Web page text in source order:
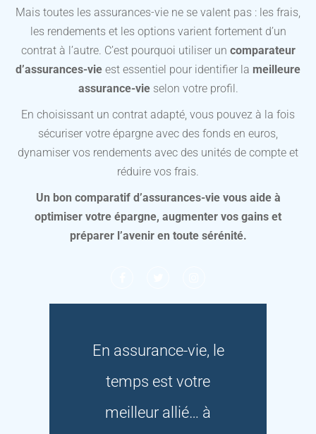
Mais toutes les assurances-vie ne se valent pas : les frais,
les rendements et les options varient fortement d’un
contrat à l’autre. C’est pourquoi utiliser un comparateur
d’assurances-vie est essentiel pour identifier la meilleure
assurance-vieselon votre profil.
En choisissant un contrat adapté, vous pouvez à la fois
sécuriser votre épargne avec des fonds en euros,
dynamiser vos rendements avec des unités de compte et
réduire vos frais.
Un bon comparatif d’assurances-vie vous aide à
optimiser votre épargne, augmenter vos gains et
préparer l’avenir en toute sérénité.
En assurance-vie, le
temps est votre
meilleur allié… à